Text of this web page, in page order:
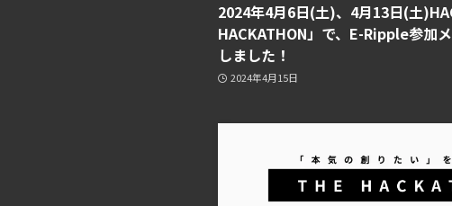
2024年4月6日(土)、4月13日(土
HACKATHON」で、E-Ripple参加
しました！
2024年4月15日